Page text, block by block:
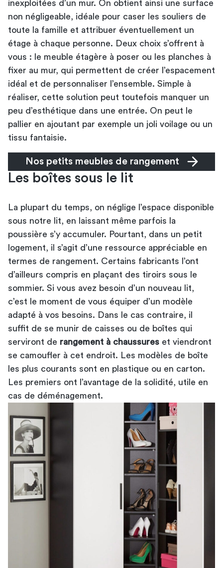
inexploitées d’un mur. On obtient ainsi une surface
non négligeable, idéale pour caser les souliers de
toute la famille et attribuer éventuellement un
étage à chaque personne. Deux choix s’offrent à
vous : le meuble étagère à poser ou les planches à
fixer au mur, qui permettent de créer l’espacement
idéal et de personnaliser l’ensemble. Simple à
réaliser, cette solution peut toutefois manquer un
peu d’esthétique dans une entrée. On peut le
pallier en ajoutant par exemple un joli voilage ou un
tissu fantaisie.
Nos petits meubles de rangement
Les boîtes sous le lit
La plupart du temps, on néglige l’espace disponible
sous notre lit, en laissant même parfois la
poussière s’y accumuler. Pourtant, dans un petit
logement, il s’agit d’une ressource appréciable en
termes de rangement. Certains fabricants l’ont
d’ailleurs compris en plaçant des tiroirs sous le
sommier. Si vous avez besoin d’un nouveau lit,
c’est le moment de vous équiper d’un modèle
adapté à vos besoins. Dans le cas contraire, il
suffit de se munir de caisses ou de boîtes qui
serviront de rangement à chaussures et viendront
se camoufler à cet endroit. Les modèles de boîte
les plus courants sont en plastique ou en carton.
Les premiers ont l’avantage de la solidité, utile en
cas de déménagement.